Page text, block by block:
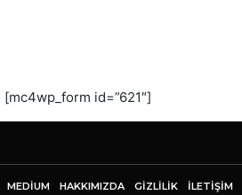
[mc4wp_form id=”621″]
MEDIUM HAKKIMIZDA GİZLİLİK İLETIŞIM